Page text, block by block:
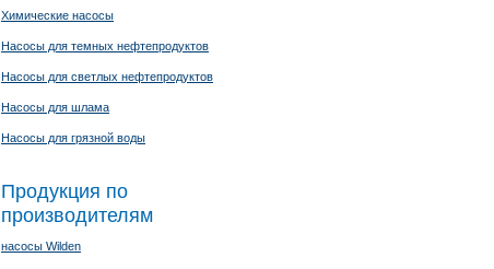
Химические насосы
Насосы для темных нефтепродуктов
Насосы для светлых нефтепродуктов
Насосы для шлама
Насосы для грязной воды
Продукция по
производителям
насосы Wilden